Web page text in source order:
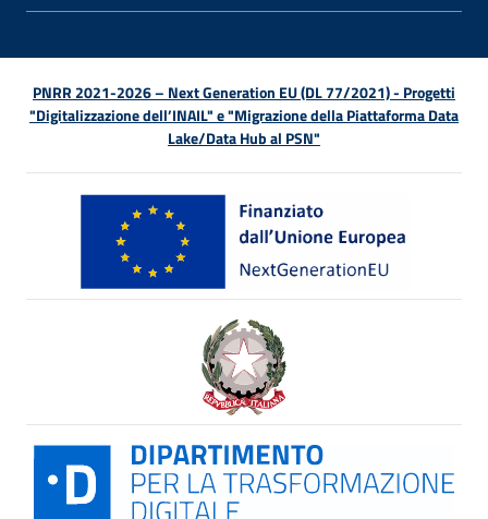
PNRR 2021-2026 – Next Generation EU (DL 77/2021) - Progetti
"Digitalizzazione dell’INAIL" e "Migrazione della Piattaforma Data
Lake/Data Hub al PSN"